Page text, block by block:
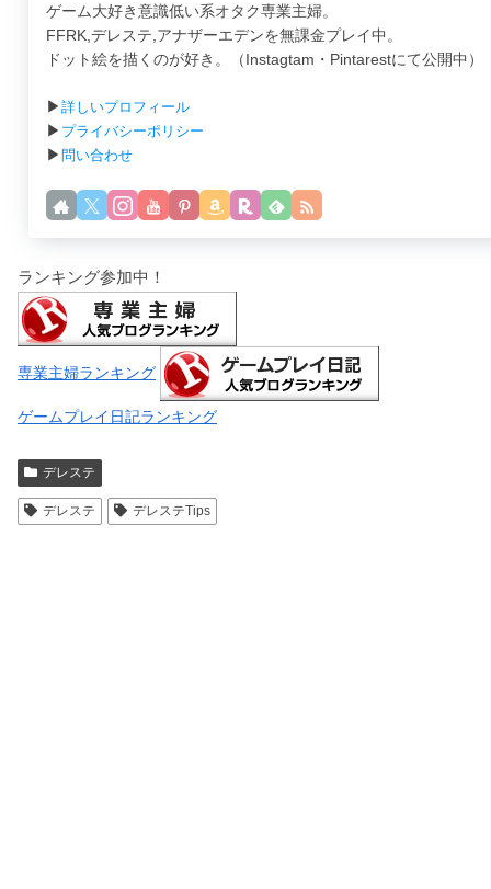
ゲーム大好き意識低い系オタク専業主婦。
FFRK,デレステ,アナザーエデンを無課金プレイ中。
ドット絵を描くのが好き。（Instagtam・Pintarestにて公開中）
▶ 詳しいプロフィール
▶ プライバシーポリシー
▶ 問い合わせ
ランキング参加中！
専業主婦ランキング
ゲームプレイ日記ランキング
デレステ
デレステ デレステTips